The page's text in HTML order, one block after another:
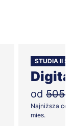
STUDIA II
od 505zł
Najniższa
mies.